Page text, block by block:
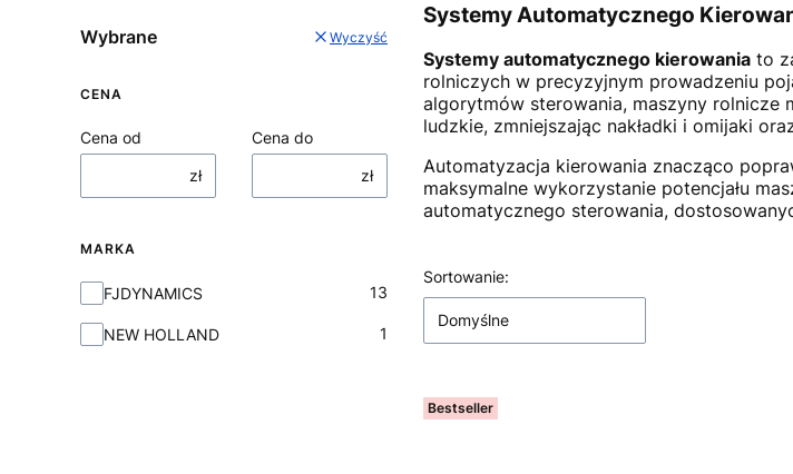
Wybrane Wyczyść
CENA
Cena od
zł
Cena do
zł
MARKA
Marka
FJDYNAMICS 13
NEW HOLLAND 1
Systemy Automatycznego
Systemy automatycznego kierowania to
rolniczych w precyzyjnym prowadzeniu
algorytmów sterowania, maszyny rolnicze
ludzkie, zmniejszając nakładki i omijaki
Automatyzacja kierowania znacząco
maksymalne wykorzystanie potencjału
automatycznego sterowania,
Lista produktów
Sortowanie:
Domyślne
Bestseller